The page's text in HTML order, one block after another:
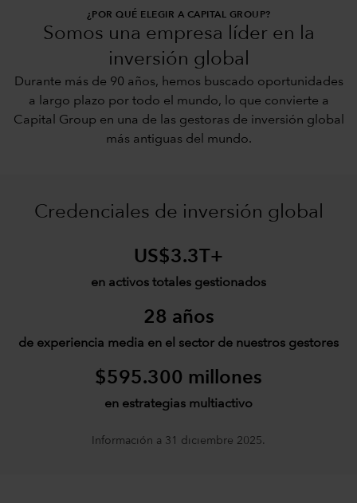
¿POR QUÉ ELEGIR A CAPITAL GROUP?
Somos una empresa líder en la
inversión global
Durante más de 90 años, hemos buscado oportunidades
a largo plazo por todo el mundo, lo que convierte a
Capital Group en una de las gestoras de inversión global
más antiguas del mundo.
Credenciales de inversión global
US$3.3T+
en activos totales gestionados
28 años
de experiencia media en el sector de nuestros gestores
$595.300 millones
en estrategias multiactivo
Información a 31 diciembre 2025.